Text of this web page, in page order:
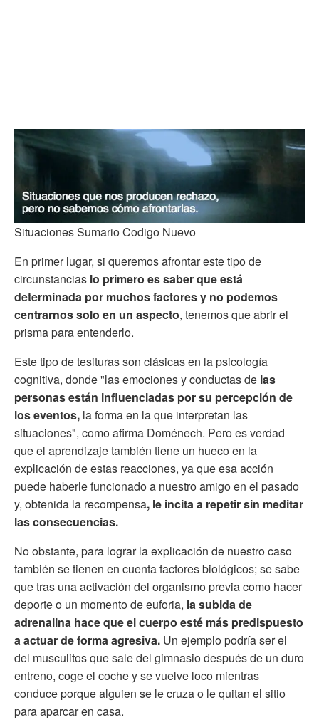
Situaciones Sumario Codigo Nuevo
En primer lugar, si queremos afrontar este tipo de
circunstancias lo primero es saber que está
determinada por muchos factores y no podemos
centrarnos solo en un aspecto, tenemos que abrir el
prisma para entenderlo.
Este tipo de tesituras son clásicas en la psicología
cognitiva, donde "las emociones y conductas de las
personas están influenciadas por su percepción de
los eventos, la forma en la que interpretan las
situaciones", como afirma Doménech. Pero es verdad
que el aprendizaje también tiene un hueco en la
explicación de estas reacciones, ya que esa acción
puede haberle funcionado a nuestro amigo en el pasado
y, obtenida la recompensa, le incita a repetir sin meditar
las consecuencias.
No obstante, para lograr la explicación de nuestro caso
también se tienen en cuenta factores biológicos; se sabe
que tras una activación del organismo previa como hacer
deporte o un momento de euforia, la subida de
adrenalina hace que el cuerpo esté más predispuesto
a actuar de forma agresiva. Un ejemplo podría ser el
del musculitos que sale del gimnasio después de un duro
entreno, coge el coche y se vuelve loco mientras
conduce porque alguien se le cruza o le quitan el sitio
para aparcar en casa.